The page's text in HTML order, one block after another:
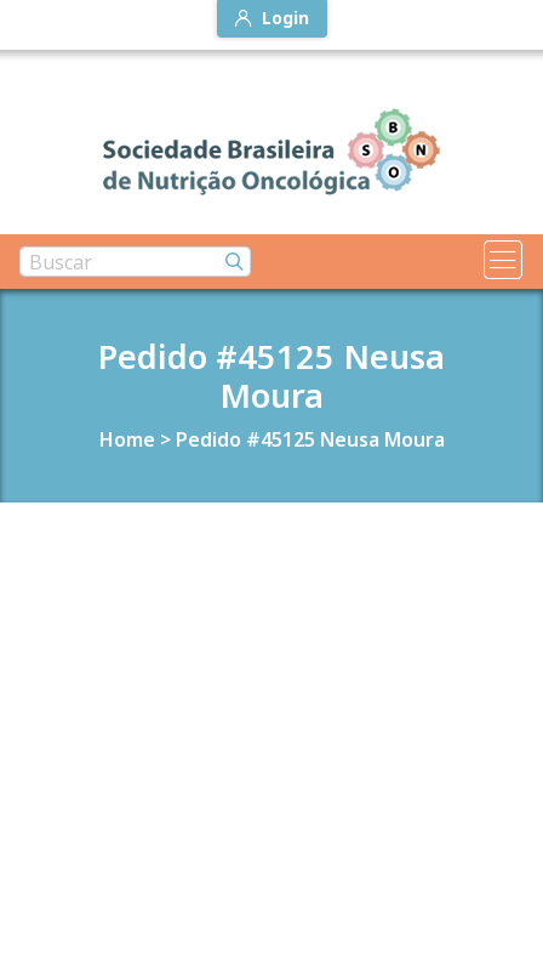
Login
Pedido #45125 Neusa
Moura
Home > Pedido #45125 Neusa Moura